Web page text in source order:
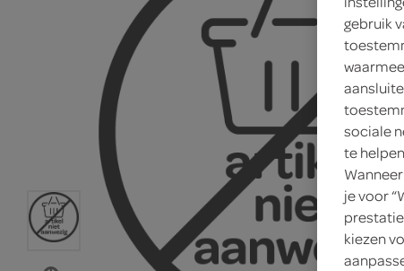
gebruik
sociale
te
je voor
kiezen